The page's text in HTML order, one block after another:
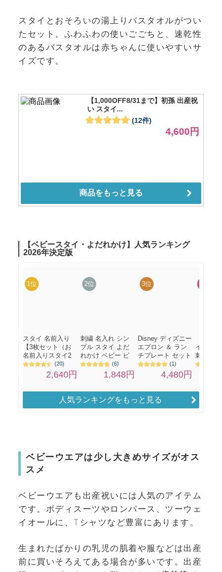
スタイとおそろいの湯上りバスタオルがつい
たセット。ふわふわの使いごごちと、速乾性
のあるバスタオルは赤ちゃんに使いやすいサ
イズです。
人気ランキングをもっと見る
ベビーウエアは少し大きめサイズがオス
スメ
ベビーウエアも出産祝いには人気のアイテム
です。ボディスーツやロンパース、ツーウェ
イオールに、Tシャツなど豊富にあります。
生まれたばかりの乳児の肌着や服などは出産
前に買いそろえてある場合が多いです。 出産